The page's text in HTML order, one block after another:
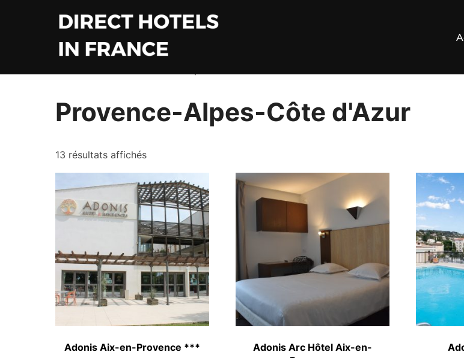
Provence-Alpes-Côte d'Azur
13 résultats affichés
Adonis Aix-en-Provence ***
Adonis Arc Hôtel Aix-en-